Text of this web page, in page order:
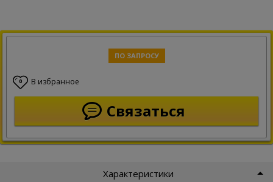
ПО ЗАПРОСУ
0 В избранное
Связаться
Характеристики